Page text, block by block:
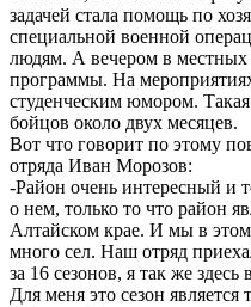
задачей стала помощь по
специальной военной
людям. А вечером в
программы. На
студенческим юмором.
бойцов около двух месяцев.
Вот что говорит по этому
отряда Иван Морозов:
-Район очень интересный и
о нем, только то что район
Алтайском крае. И мы в этом
много сел. Наш отряд
за 16 сезонов, я так же здесь
Для меня это сезон